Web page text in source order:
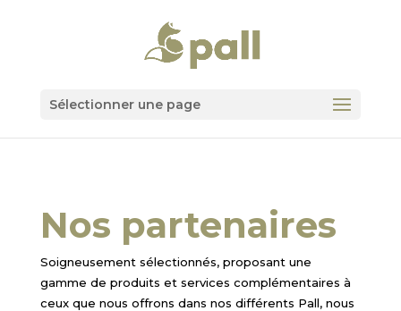
Sélectionner une page
Nos partenaires
Soigneusement sélectionnés, proposant une
gamme de produits et services complémentaires à
ceux que nous offrons dans nos différents Pall, nous